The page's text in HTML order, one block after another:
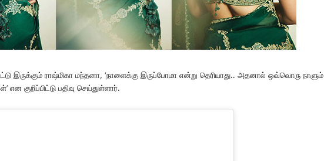
இருக்கும் ராஷ்மிகா மந்தனா, ‘நாளைக்கு இருப்போமா என்று தெரியாது.. அதனால் ஒவ்வொரு நாளும்
என குறிப்பிட்டு பதிவு செய்துள்ளார்.